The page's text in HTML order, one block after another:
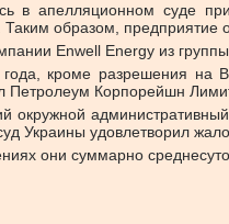
в апелляционном суде
образом, предприятие
Enwell Energy из
кроме разрешения на
Корпорейшн
окружной
Украины удовлетворил
они суммарно